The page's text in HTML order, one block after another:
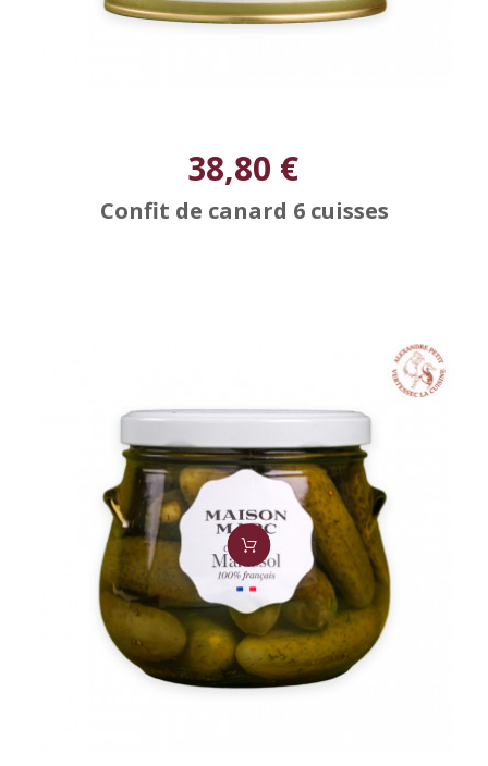
38,80 €
Confit de canard 6 cuisses